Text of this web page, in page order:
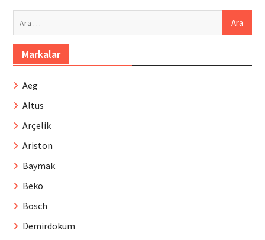
Markalar
Aeg
Altus
Arçelik
Ariston
Baymak
Beko
Bosch
Demirdöküm